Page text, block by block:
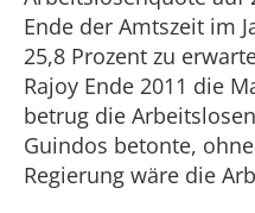
Ende der Amtszeit im
25,8 Prozent zu
Rajoy Ende 2011 die
betrug die
Guindos betonte,
Regierung wäre die